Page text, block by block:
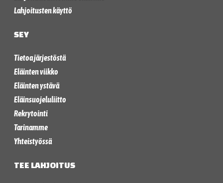
Lahjoitusten käyttö
SEY
Tietoa järjestöstä
Eläinten viikko
Eläinten ystävä
Eläinsuojeluliitto
Rekrytointi
Tarinamme
Yhteistyössä
TEE LAHJOITUS